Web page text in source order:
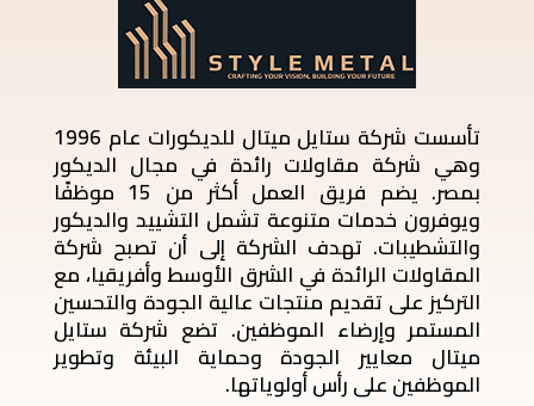
تأسست شركة ستايل ميتال للديكورات عام 1996
وهي شركة مقاولات رائدة في مجال الديكور
بمصر. يضم فريق العمل أكثر من 15 موظفًا
ويوفرون خدمات متنوعة تشمل التشييد والديكور
والتشطيبات. تهدف الشركة إلى أن تصبح شركة
المقاولات الرائدة في الشرق الأوسط وأفريقيا، مع
التركيز على تقديم منتجات عالية الجودة والتحسين
المستمر وإرضاء الموظفين. تضع شركة ستايل
ميتال معايير الجودة وحماية البيئة وتطوير
الموظفين على رأس أولوياتها.